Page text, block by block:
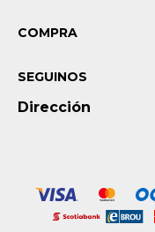
COMPRA
Dirección
SEGUINOS